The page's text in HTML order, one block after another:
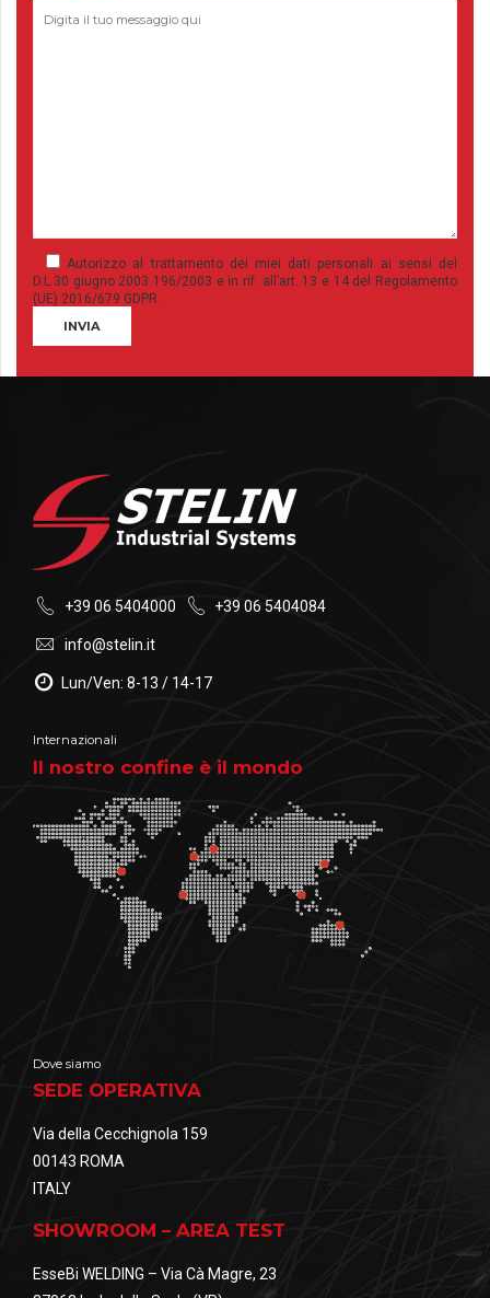
Autorizzo al trattamento dei miei dati personali ai sensi del
D.L.30 giugno 2003 196/2003 e in rif. all’art. 13 e 14 del Regolamento
(UE) 2016/679 GDPR.
+39 06 5404000 +39 06 5404084
info@stelin.it
Lun/Ven: 8-13 / 14-17
Internazionali
Il nostro confine è il mondo
Dove siamo
SEDE OPERATIVA
Via della Cecchignola 159
00143 ROMA
ITALY
SHOWROOM – AREA TEST
EsseBi WELDING – Via Cà Magre, 23